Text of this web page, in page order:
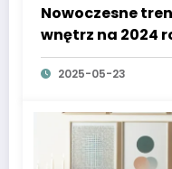
Nowoczesne
wnętrz na 2024
2025-05-23